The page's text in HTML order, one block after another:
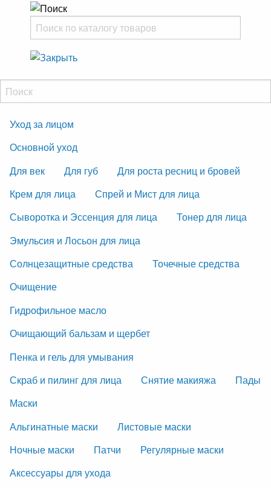
Уход за лицом
Основной уход
Для век
Для губ
Для роста ресниц и бровей
Крем для лица
Спрей и Мист для лица
Сыворотка и Эссенция для лица
Тонер для лица
Эмульсия и Лосьон для лица
Солнцезащитные средства
Точечные средства
Очищение
Гидрофильное масло
Очищающий бальзам и щербет
Пенка и гель для умывания
Скраб и пилинг для лица
Снятие макияжа
Пады
Маски
Альгинатные маски
Листовые маски
Ночные маски
Патчи
Регулярные маски
Аксессуары для ухода